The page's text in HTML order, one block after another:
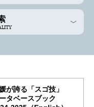
が誇る「スゴ技」
タベースブック